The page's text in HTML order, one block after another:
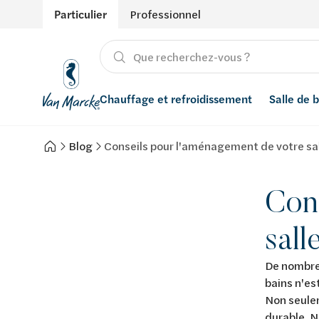
Particulier Professionnel
Chauffage et refroidissement
Chauffage
Salle de
Produits
Énergies renouvelables
Adoucisseurs d’eau
Blog Conseils pour l'aménagement de votre
De
bains
Non